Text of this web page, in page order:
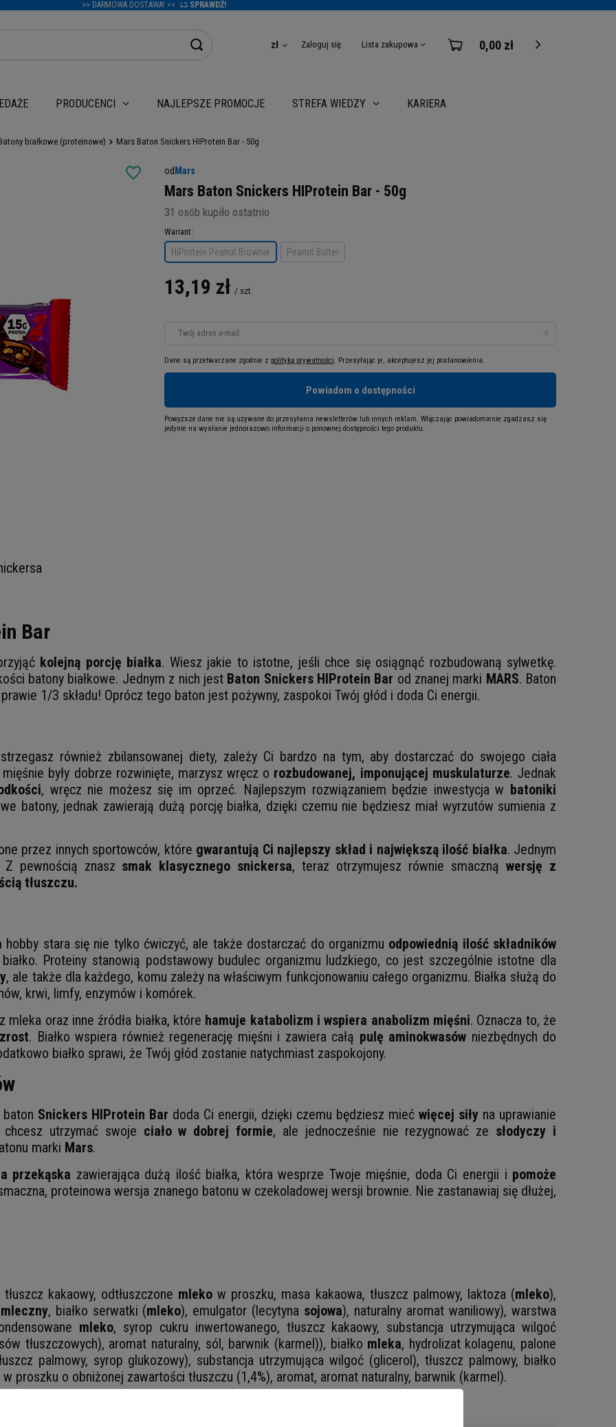
>> DARMOWA DOSTAWA! << SPRAWDŹ!
zł Zaloguj się Lista zakupowa 0,00 zł
PRODUCENCI NAJLEPSZE PROMOCJE STREFA WIEDZY KARIERA
białkowe (proteinowe) Mars Baton Snickers HIProtein Bar - 50g
od Mars
Mars Baton Snickers HIProtein Bar - 50g
31 osób kupiło ostatnio
Wariant
HiProtein Peanut Brownie Peanut Butter
13,19 zł / szt.
Twój adres e-mail
Dane są przetwarzane zgodnie z polityką prywatności. Przesyłając je, akceptujesz jej postanowienia.
Powiadom o dostępności
Powyższe dane nie są używane do przesyłania newsletterów lub innych reklam. Włączając powiadomienie zgadzasz się
jedynie na wysłanie jednorazowo informacji o ponownej dostępności tego produktu.
Bar
kolejną porcję białka. Wiesz jakie to istotne, jeśli chce się osiągnąć rozbudowaną sylwetkę.
batony białkowe. Jednym z nich jest Baton Snickers HIProtein Bar od znanej marki MARS. Baton
1/3 składu! Oprócz tego baton jest pożywny, zaspokoi Twój głód i doda Ci energii.
również zbilansowanej diety, zależy Ci bardzo na tym, aby dostarczać do swojego ciała
były dobrze rozwinięte, marzysz wręcz o rozbudowanej, imponującej muskulaturze. Jednak
, wręcz nie możesz się im oprzeć. Najlepszym rozwiązaniem będzie inwestycja w batoniki
batony, jednak zawierają dużą porcję białka, dzięki czemu nie będziesz miał wyrzutów sumienia z
przez innych sportowców, które gwarantują Ci najlepszy skład i największą ilość białka. Jednym
Z pewnością znasz smak klasycznego snickersa, teraz otrzymujesz równie smacznąwersję z
tłuszczu.
stara się nie tylko ćwiczyć, ale także dostarczać do organizmu odpowiednią ilość składników
Proteiny stanowią podstawowy budulec organizmu ludzkiego, co jest szczególnie istotne dla
, ale także dla każdego, komu zależy na właściwym funkcjonowaniu całego organizmu. Białka służą do
krwi, limfy, enzymów i komórek.
mleka oraz inne źródła białka, które hamuje katabolizm i wspiera anabolizm mięśni. Oznacza to, że
. Białko wspiera również regenerację mięśni i zawiera całą pulę aminokwasów niezbędnych do
białko sprawi, że Twój głód zostanie natychmiast zaspokojony.
Snickers HIProtein Bar doda Ci energii, dzięki czemu będziesz mieć więcej siły na uprawianie
utrzymać swoje ciało w dobrej formie, ale jednocześnie nie rezygnować ze słodyczy i
marki Mars.
przekąska zawierająca dużą ilość białka, która wesprze Twoje mięśnie, doda Ci energii i pomoże
proteinowa wersja znanego batonu w czekoladowej wersji brownie. Nie zastanawiaj się dłużej,
kakaowy‌, odtłuszczone mleko w proszku‌, masa kakaowa‌, tłuszcz palmowy‌, laktoza (mleko)‌,
mleczny, białko serwatki (mleko)‌, emulgator (lecytyna sojowa)‌, naturalny aromat waniliowy)‌, warstwa
mleko, syrop cukru inwertowanego‌, tłuszcz kakaowy‌, substancja utrzymująca wilgoć
tłuszczowych)‌, aromat naturalny‌, sól‌, barwnik (karmel))‌, białko mleka‌, hydrolizat kolagenu‌, palone
palmowy‌, syrop glukozowy)‌, substancja utrzymująca wilgoć (glicerol)‌, tłuszcz palmowy‌, białko
proszku o obniżonej zawartości tłuszczu (1,4%)‌, aromat‌, aromat naturalny‌, barwnik (karmel).
pekan, gluten, jajka.